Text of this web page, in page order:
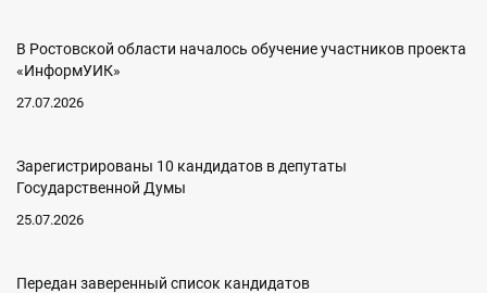
В Ростовской области началось обучение участников проекта
«ИнформУИК»
27.07.2026
Зарегистрированы 10 кандидатов в депутаты
Государственной Думы
25.07.2026
Передан заверенный список кандидатов